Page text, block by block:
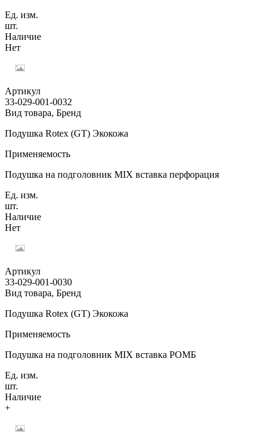
Ед. изм.
шт.
Наличие
Нет
Артикул
33-029-001-0032
Вид товара, Бренд
Подушка Rotex (GT) Экокожа
Применяемость
Подушка на подголовник MIX вставка перфорация
Ед. изм.
шт.
Наличие
Нет
Артикул
33-029-001-0030
Вид товара, Бренд
Подушка Rotex (GT) Экокожа
Применяемость
Подушка на подголовник MIX вставка РОМБ
Ед. изм.
шт.
Наличие
+